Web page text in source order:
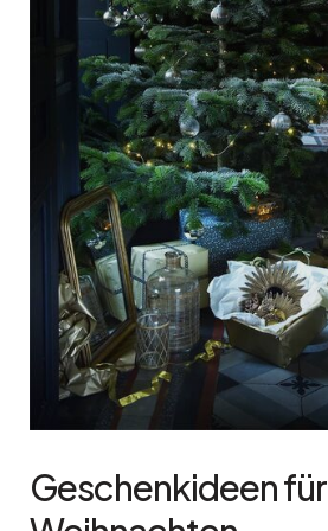
Geschenkideen für